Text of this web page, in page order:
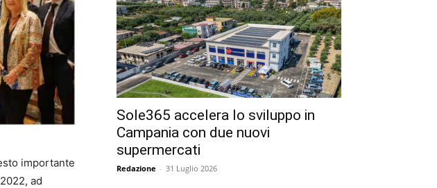
importante
ad
Sole365 accelera lo sviluppo in
Campania con due nuovi
supermercati
Redazione - 31 Luglio 2026